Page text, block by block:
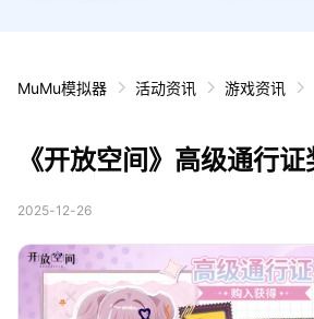
MuMu模拟器 活动资讯 游戏资讯
《开放空间》高级通行
2025-12-26